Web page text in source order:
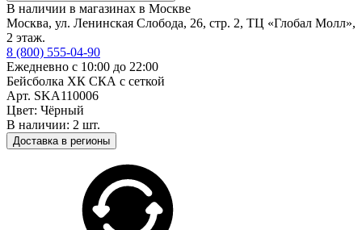
В наличии в магазинах в Москве
Москва, ул. Ленинская Слобода, 26, стр. 2, ТЦ «Глобал Молл»,
2 этаж.
8 (800) 555-04-90
Ежедневно с 10:00 до 22:00
Бейсболка ХК СКА с сеткой
Арт. SKA110006
Цвет: Чёрный
В наличии: 2 шт.
Доставка в регионы